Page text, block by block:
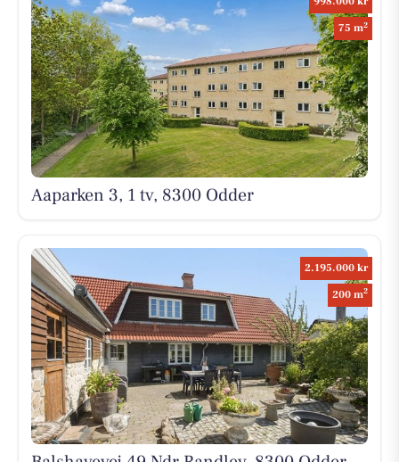
75 m2
Aaparken 3, 1 tv, 8300 Odder
2.195.000 kr
200 m2